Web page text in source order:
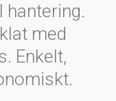
hantering.
med
Enkelt,